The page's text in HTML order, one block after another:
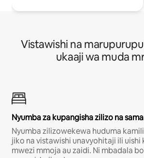
Vistawishi na
ukaaji wa muda
Nyumba za kupangisha zilizo na
Nyumba zilizowekewa huduma
jiko na vistawishi unavyohitaji ili uishi
mwezi mmoja au zaidi. Ni mbadala